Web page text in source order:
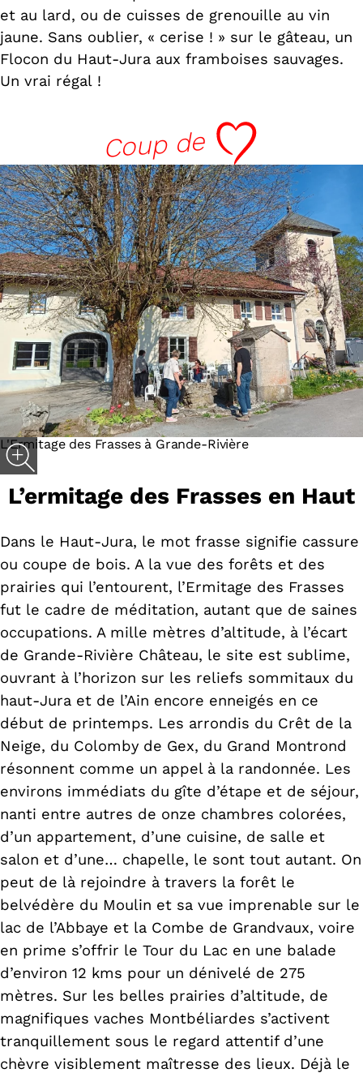
et au lard, ou de cuisses de grenouille au vin
jaune. Sans oublier, « cerise ! » sur le gâteau, un
Flocon du Haut-Jura aux framboises sauvages.
Un vrai régal !
Coup decœur
L'Ermitage des Frasses à Grande-Rivière
L’ermitage des Frasses en Haut
Dans le Haut-Jura, le mot frasse signifie cassure
ou coupe de bois. A la vue des forêts et des
prairies qui l’entourent, l’Ermitage des Frasses
fut le cadre de méditation, autant que de saines
occupations. A mille mètres d’altitude, à l’écart
de Grande-Rivière Château, le site est sublime,
ouvrant à l’horizon sur les reliefs sommitaux du
haut-Jura et de l’Ain encore enneigés en ce
début de printemps. Les arrondis du Crêt de la
Neige, du Colomby de Gex, du Grand Montrond
résonnent comme un appel à la randonnée. Les
environs immédiats du gîte d’étape et de séjour,
nanti entre autres de onze chambres colorées,
d’un appartement, d’une cuisine, de salle et
salon et d’une… chapelle, le sont tout autant. On
peut de là rejoindre à travers la forêt le
belvédère du Moulin et sa vue imprenable sur le
lac de l’Abbaye et la Combe de Grandvaux, voire
en prime s’offrir le Tour du Lac en une balade
d’environ 12 kms pour un dénivelé de 275
mètres. Sur les belles prairies d’altitude, de
magnifiques vaches Montbéliardes s’activent
tranquillement sous le regard attentif d’une
chèvre visiblement maîtresse des lieux. Déjà le